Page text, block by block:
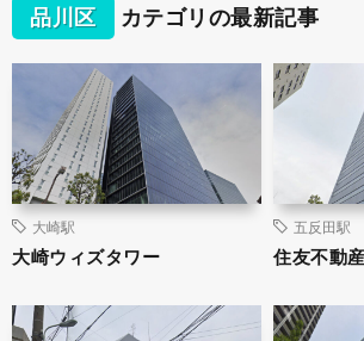
品川区 カテゴリの最新記事
大崎駅
大崎ウィズタワー
五反田駅
住友不動